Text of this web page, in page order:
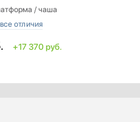
/ чаша
на 0.89 кг
пластик
на 29.5 см
+17 370 руб.